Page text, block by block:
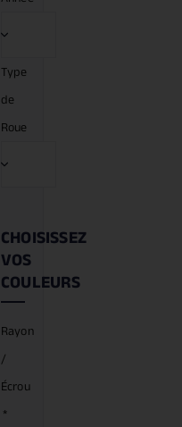
Type
de
Roue
CHOISISSEZ
VOS
COULEURS
Rayon
/
Écrou
*